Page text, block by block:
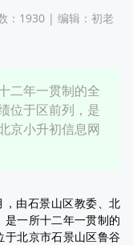
：1930 | 编辑：初老
二年一贯制的全
位于区前列，是
京小升初信息网
由石景山区教委、北
一所十二年一贯制的
于北京市石景山区鲁谷